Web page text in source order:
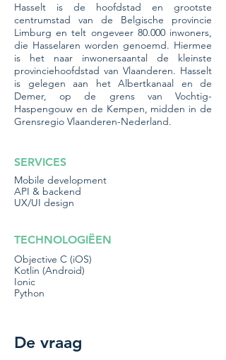
Hasselt is de hoofdstad en grootste
centrumstad van de Belgische provincie
Limburg en telt ongeveer 80.000 inwoners,
die Hasselaren worden genoemd. Hiermee
is het naar inwonersaantal de kleinste
provinciehoofdstad van Vlaanderen. Hasselt
is gelegen aan het Albertkanaal en de
Demer, op de grens van Vochtig-
Haspengouw en de Kempen, midden in de
Grensregio Vlaanderen-Nederland.
SERVICES
Mobile development
API & backend
UX/UI design
TECHNOLOGIËEN
Objective C (iOS)
Kotlin (Android)
Ionic
Python
De vraag